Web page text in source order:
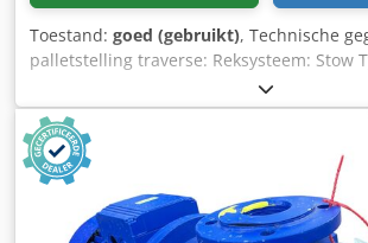
Toestand: goed (gebruikt), Technische
palletstelling traverse: Reksysteem: Stow
Palletstelling NS Bij de levering
palletstelling traverse, gebruikt Kleur
oranje doosprofiel: 125 x 50 mm Type
PNB0485/1.5 Haak: 4 HK (haken) vrije
Max. belasting per paar spanten Dodelvrg
1.832 kg, bij gelijkmatig verdeelde
veiligheidsspelden, gebruikt Uitvoering: